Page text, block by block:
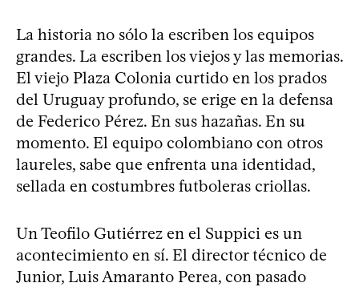
La historia no sólo la escriben los equipos
grandes. La escriben los viejos y las memorias.
El viejo Plaza Colonia curtido en los prados
del Uruguay profundo, se erige en la defensa
de Federico Pérez. En sus hazañas. En su
momento. El equipo colombiano con otros
laureles, sabe que enfrenta una identidad,
sellada en costumbres futboleras criollas.
Un Teofilo Gutiérrez en el Suppici es un
acontecimiento en sí. El director técnico de
Junior, Luis Amaranto Perea, con pasado